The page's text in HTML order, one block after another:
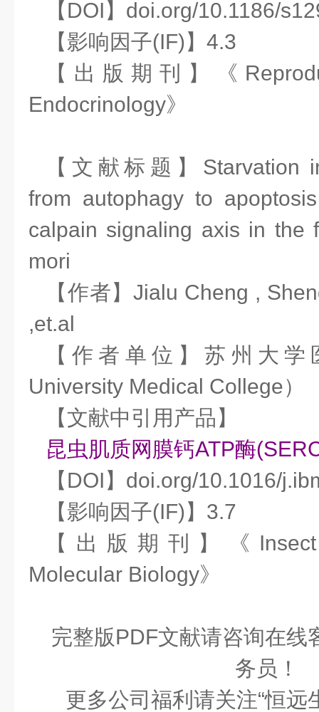
【DOI】doi.org/10.1186/
【影响因子(IF)】4.3
【出版期刊】《
Endocrinology》
【文献标题】Starvation
from autophagy to
calpain signaling axis in the
mori
【作者】Jialu Cheng ,
,et.al
【作者单位】苏州大学
University Medical College）
【文献中引用产品】
昆虫肌质网膜钙ATP酶
【DOI】doi.org/10.1016/
【影响因子(IF)】3.7
【出版期刊】《Insect
Molecular Biology》
完整版PDF文献请咨询在线
务员！
更多公司福利请关注“恒远